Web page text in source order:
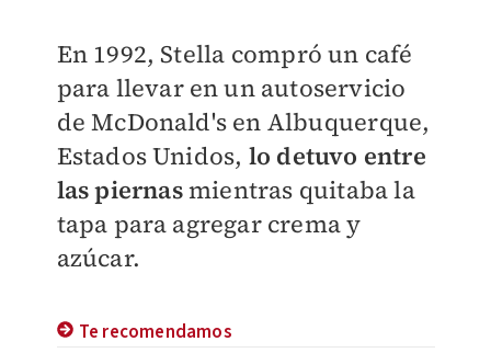
En 1992, Stella compró un café
para llevar en un autoservicio
de McDonald's en Albuquerque,
Estados Unidos, lo detuvo entre
las piernasmientras quitaba la
tapa para agregar crema y
azúcar.
Te recomendamos